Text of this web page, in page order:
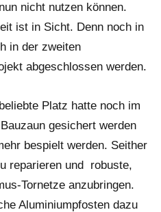
nicht nutzen können.
ist in Sicht. Denn noch in
in der zweiten
abgeschlossen werden.
Platz hatte noch im
gesichert werden
bespielt werden. Seither
reparieren und robuste,
Tornetze anzubringen.
Aluminiumpfosten dazu